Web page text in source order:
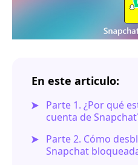
En este articulo:
Parte 1. ¿Por qué
cuenta de
Parte 2. Cómo
Snapchat